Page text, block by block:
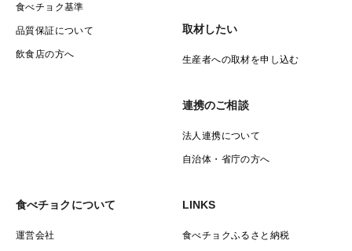
食べチョク基準
品質保証について
飲食店の方へ
取材したい
生産者への取材を申し込む
連携のご相談
法人連携について
自治体・省庁の方へ
食べチョクについて
運営会社
LINKS
食べチョクふるさと納税